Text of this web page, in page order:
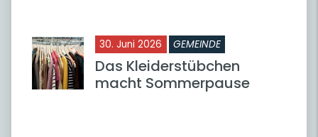
30. Juni 2026 GEMEINDE
Das Kleiderstübchen
macht Sommerpause